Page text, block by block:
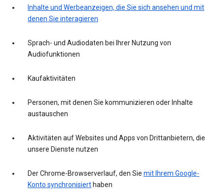
Inhalte und Werbeanzeigen, die Sie sich ansehen und mit
denen Sie interagieren
Sprach- und Audiodaten bei Ihrer Nutzung von
Audiofunktionen
Kaufaktivitäten
Personen, mit denen Sie kommunizieren oder Inhalte
austauschen
Aktivitäten auf Websites und Apps von Drittanbietern, die
unsere Dienste nutzen
Der Chrome-Browserverlauf, den Sie mit Ihrem Google-
Konto synchronisiert haben